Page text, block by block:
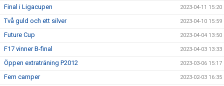
Final i Ligacupen 2023-04-11 15:20
Två guld och ett silver 2023-04-10 15:59
Future Cup 2023-04-04 13:50
F17 vinner B-final 2023-04-03 13:33
Öppen extraträning P2012 2023-03-06 15:17
Fem camper 2023-02-03 16:35